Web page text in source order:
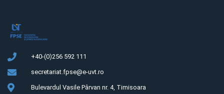
+40-(0)256 592 111
secretariat.fpse@e-uvt.ro
Bulevardul Vasile Pârvan nr. 4, Timisoara